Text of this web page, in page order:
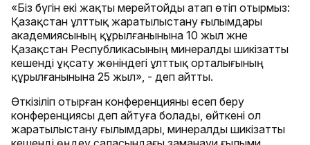
«Біз бүгін екі жақты мерейтойды атап өтіп отырмыз:
Қазақстан ұлттық жаратылыстану ғылымдары
академиясының құрылғанынына 10 жыл және
Қазақстан Республикасының минералды шикізатты
кешенді ұқсату жөніндегі ұлттық орталығының
құрылғанынына 25 жыл», - деп айтты.
Өткізіліп отырған конференцияны есеп беру
конференциясы деп айтуға болады, өйткені ол
жаратылыстану ғылымдары, минералды шикізатты